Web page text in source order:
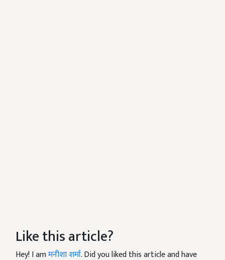
Like this article?
Hey! I amमनीशा शर्मा. Did you liked this article and have